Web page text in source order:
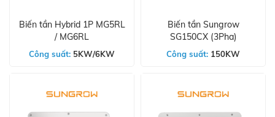
Biến tần Hybrid 1P MG5RL
/ MG6RL
Công suất: 5KW/6KW
Biến tần Sungrow
SG150CX (3Pha)
Công suất: 150KW